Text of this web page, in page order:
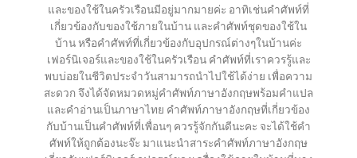
และของใช้ในครัวเรือนมีอยู่มากมายค่ะ อาทิเช่นคำศัพท์ที่
เกี่ยวข้องกับของใช้ภายในบ้าน และคำศัพท์ชุดของใช้ใน
บ้าน หรือคำศัพท์ที่เกี่ยวข้องกับอุปกรณ์ต่างๆในบ้านค่ะ
เฟอร์นิเจอร์และของใช้ในครัวเรือน คำศัพท์ที่เราควรรู้และ
พบบ่อยในชีวิตประจำวันสามารถนำไปใช้ได้ง่าย เพื่อความ
สะดวก จึงได้จัดหมวดหมู่คำศัพท์ภาษาอังกฤษพร้อมคำแปล
และคำอ่านเป็นภาษาไทย คำศัพท์ภาษาอังกฤษที่เกี่ยวข้อง
กับบ้านเป็นคำศัพท์ที่เพื่อนๆ ควรรู้จักกันดีนะคะ จะได้ใช้คำ
ศัพท์ให้ถูกต้องนะจ๊ะ มาแนะนำสาระคำศัพท์ภาษาอังกฤษ